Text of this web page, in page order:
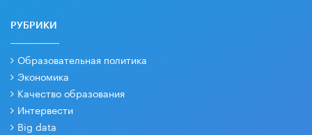
РУБРИКИ
Образовательная политика
Экономика
Качество образования
Интервести
Big data